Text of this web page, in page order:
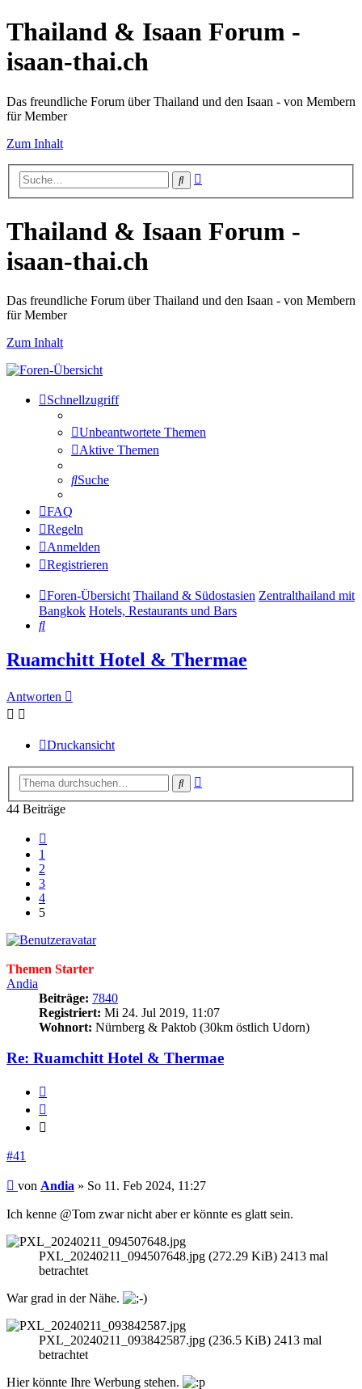
Thailand & Isaan Forum -
isaan-thai.ch
Das freundliche Forum über Thailand und den Isaan - von Membern
für Member
Zum Inhalt
Suche
Thailand & Isaan Forum -
isaan-thai.ch
Das freundliche Forum über Thailand und den Isaan - von Membern
für Member
Zum Inhalt
Schnellzugriff
Unbeantwortete Themen
Aktive Themen
Suche
FAQ
Regeln
Anmelden
Registrieren
Foren-Übersicht Thailand & Südostasien Zentralthailand mit
Bangkok Hotels, Restaurants und Bars
Suche
Ruamchitt Hotel & Thermae
Antworten
Druckansicht
Suche
44 Beiträge
1
2
3
4
5
Themen Starter
Andia
Beiträge: 7840
Registriert: Mi 24. Jul 2019, 11:07
Wohnort: Nürnberg & Paktob (30km östlich Udorn)
Re: Ruamchitt Hotel & Thermae
#41
Beitrag
von Andia » So 11. Feb 2024, 11:27
Ich kenne @Tom zwar nicht aber er könnte es glatt sein.
PXL_20240211_094507648.jpg (272.29 KiB) 2413 mal
betrachtet
War grad in der Nähe.
PXL_20240211_093842587.jpg (236.5 KiB) 2413 mal
betrachtet
Hier könnte Ihre Werbung stehen.